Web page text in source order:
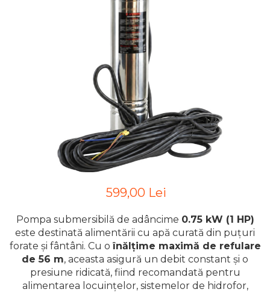
599,00 Lei
Pompa submersibilă de adâncime 0.75 kW (1 HP)
este destinată alimentării cu apă curată din puțuri
forate și fântâni. Cu oînălțime maximă de refulare
de 56 m, aceasta asigură un debit constant și o
presiune ridicată, fiind recomandată pentru
alimentarea locuințelor, sistemelor de hidrofor,